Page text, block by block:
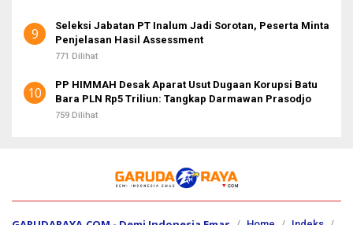
9
Seleksi Jabatan PT Inalum Jadi Sorotan, Peserta Minta
Penjelasan Hasil Assessment
771 Dilihat
10
PP HIMMAH Desak Aparat Usut Dugaan Korupsi Batu
Bara PLN Rp5 Triliun: Tangkap Darmawan Prasodjo
759 Dilihat